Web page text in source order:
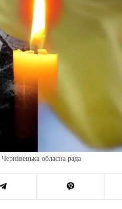
обласна рада